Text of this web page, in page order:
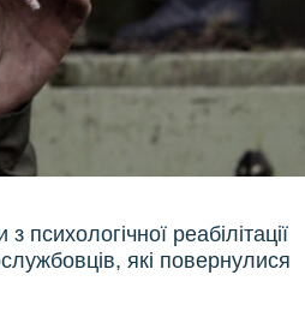
психологічної реабілітації
які повернулися